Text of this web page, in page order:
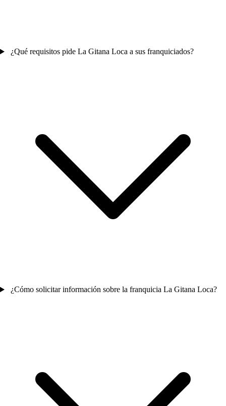
¿Qué requisitos pide La Gitana Loca a sus franquiciados?
¿Cómo solicitar información sobre la franquicia La Gitana Loca?